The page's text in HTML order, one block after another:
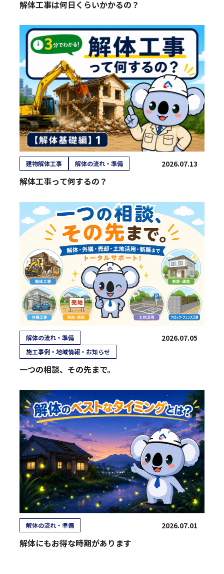
解体工事は何日くらいかかるの？
建物解体工事 解体の流れ・準備 2026.07.13
解体工事って何するの？
解体の流れ・準備
施工事例・地域情報・お知らせ
2026.07.05
一つの相談、その先まで。
解体の流れ・準備 2026.07.01
解体にもお得な時期があります